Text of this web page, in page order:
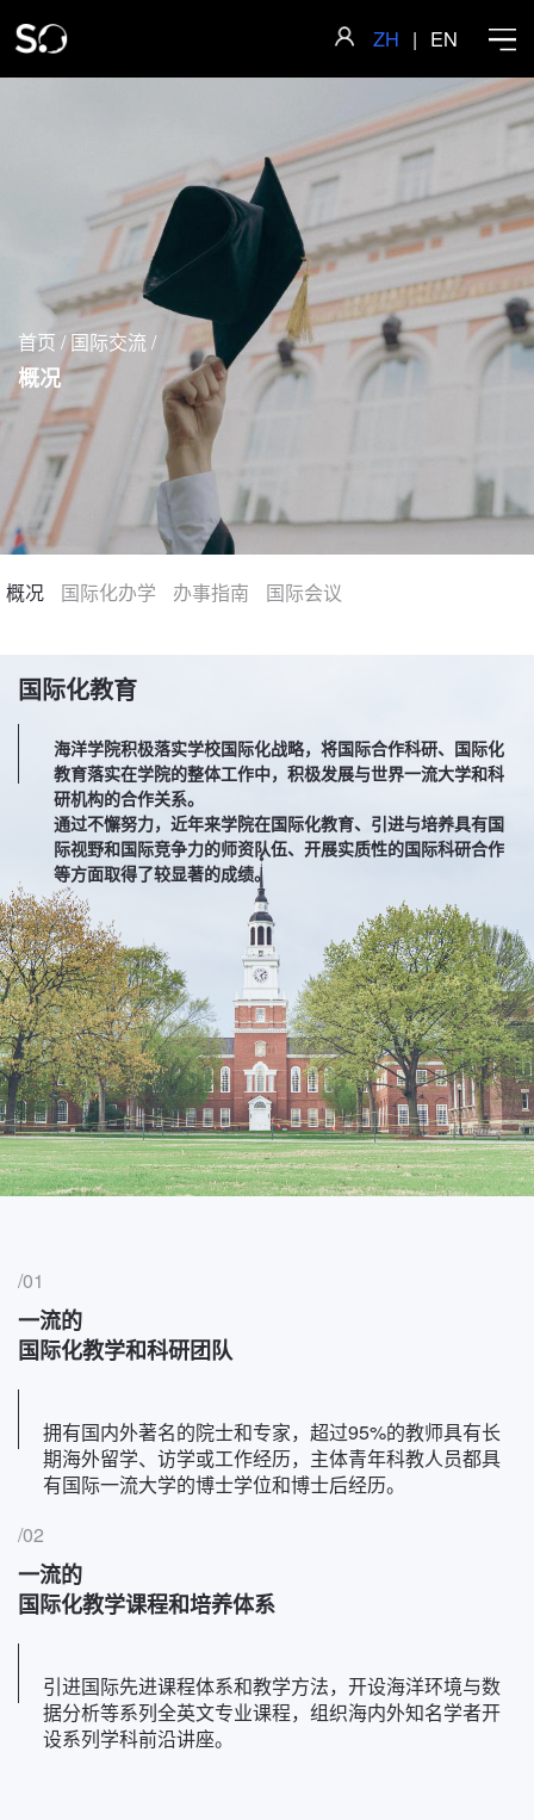
ZH | EN
学院概况
师资队伍
科学研究
人才培养
国际交流
学生工作
党群工作
海洋之家
通知公告
首页 /国际交流/
概况
概况 国际化办学 办事指南 国际会议
国际化教育
海洋学院积极落实学校国际化战略，将国际合作科研、国际化
教育落实在学院的整体工作中，积极发展与世界一流大学和科
研机构的合作关系。
通过不懈努力，近年来学院在国际化教育、引进与培养具有国
际视野和国际竞争力的师资队伍、开展实质性的国际科研合作
等方面取得了较显著的成绩。
/01
一流的
国际化教学和科研团队
拥有国内外著名的院士和专家，超过95%的教师具有长
期海外留学、访学或工作经历，主体青年科教人员都具
有国际一流大学的博士学位和博士后经历。
/02
一流的
国际化教学课程和培养体系
引进国际先进课程体系和教学方法，开设海洋环境与数
据分析等系列全英文专业课程，组织海内外知名学者开
设系列学科前沿讲座。